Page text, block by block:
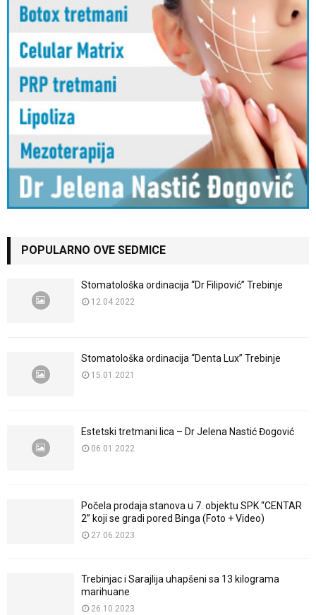
POPULARNO OVE SEDMICE
Stomatološka ordinacija “Dr Filipović” Trebinje
12.04.2022
Stomatološka ordinacija “Denta Lux” Trebinje
15.01.2021
Estetski tretmani lica – Dr Jelena Nastić Đogović
06.01.2022
Počela prodaja stanova u 7. objektu SPK “CENTAR
2” koji se gradi pored Binga (Foto + Video)
27.06.2023
Trebinjac i Sarajlija uhapšeni sa 13 kilograma
marihuane
26.10.2023